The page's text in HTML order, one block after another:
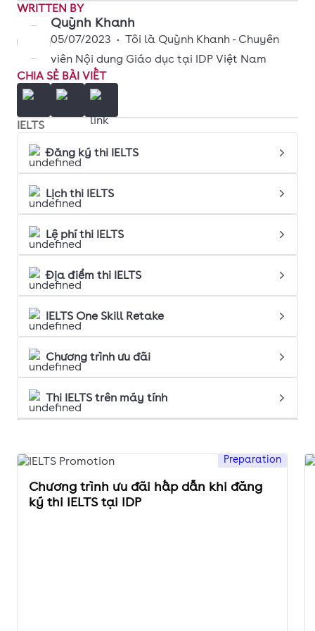
WRITTEN BY
Quỳnh Khanh
05/07/2023 • Tôi là Quỳnh Khanh - Chuyên
viên Nội dung Giáo dục tại IDP Việt Nam
CHIA SẺ BÀI VIẾT
IELTS
Đăng ký thi IELTS
Lịch thi IELTS
Lệ phí thi IELTS
Địa điểm thi IELTS
IELTS One Skill Retake
Chương trình ưu đãi
Thi IELTS trên máy tính
Preparation
Chương trình ưu đãi hấp dẫn khi đăng
ký thi IELTS tại IDP